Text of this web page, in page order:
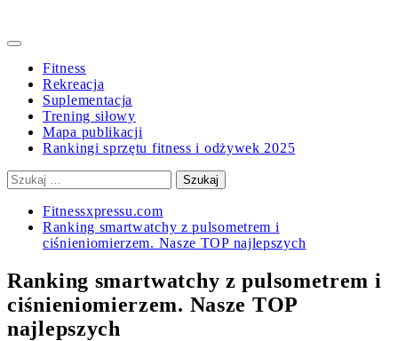
Primary
Fitness
Rekreacja
Suplementacja
Trening siłowy
Mapa publikacji
Rankingi sprzętu fitness i odżywek 2025
Szukaj:
Fitnessxpressu.com
Ranking smartwatchy z pulsometrem i
ciśnieniomierzem. Nasze TOP najlepszych
Ranking smartwatchy z pulsometrem i
ciśnieniomierzem. Nasze TOP
najlepszych